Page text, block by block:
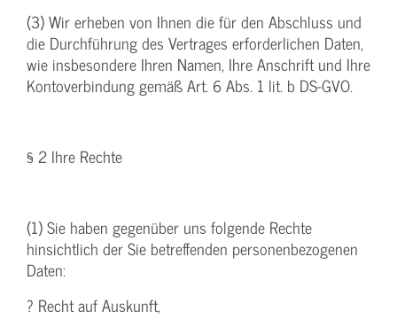
(3) Wir erheben von Ihnen die für den Abschluss und
die Durchführung des Vertrages erforderlichen Daten,
wie insbesondere Ihren Namen, Ihre Anschrift und Ihre
Kontoverbindung gemäß Art. 6 Abs. 1 lit. b DS-GVO.
§ 2 Ihre Rechte
(1) Sie haben gegenüber uns folgende Rechte
hinsichtlich der Sie betreffenden personenbezogenen
Daten:
? Recht auf Auskunft,